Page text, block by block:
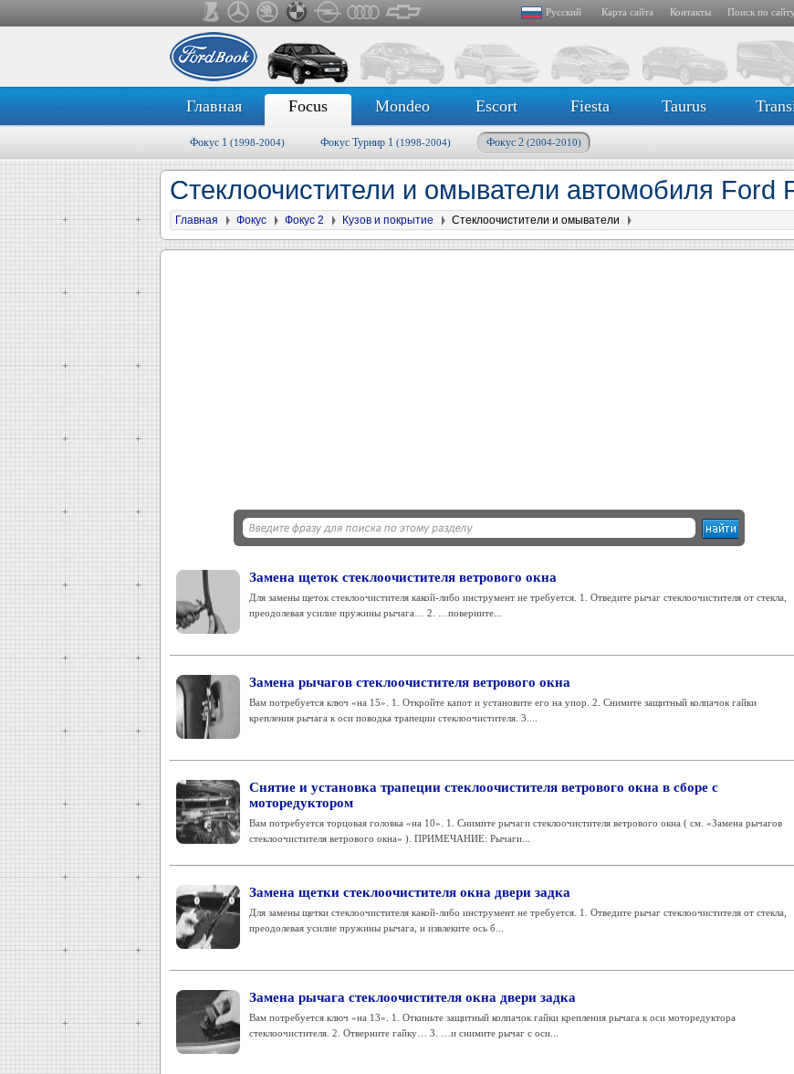
Русский Карта сайта Контакты Поиск по сайту
Главная Focus Mondeo Escort Fiesta Taurus
Фокус 1 (1998-2004) Фокус Турнир 1 (1998-2004) Фокус 2 (2004-2010)
Стеклоочистители и омыватели автомобиля Ford
Главная Фокус Фокус 2 Кузов и покрытие Стеклоочистители и омыватели
Замена щеток стеклоочистителя ветрового окна
Для замены щеток стеклоочистителя какой-либо инструмент не требуется. 1. Отведите рычаг стеклоочистителя от стекла,
преодолевая усилие пружины рычага… 2. …поверните...
Замена рычагов стеклоочистителя ветрового окна
Вам потребуется ключ «на 15». 1. Откройте капот и установите его на упор. 2. Снимите защитный колпачок гайки
крепления рычага к оси поводка трапеции стеклоочистителя. 3....
Снятие и установка трапеции стеклоочистителя ветрового окна в сборе с
моторедуктором
Вам потребуется торцовая головка «на 10». 1. Снимите рычаги стеклоочистителя ветрового окна ( см. «Замена рычагов
стеклоочистителя ветрового окна» ). ПРИМЕЧАНИЕ: Рычаги...
Замена щетки стеклоочистителя окна двери задка
Для замены щетки стеклоочистителя какой-либо инструмент не требуется. 1. Отведите рычаг стеклоочистителя от стекла,
преодолевая усилие пружины рычага, и извлеките ось б...
Замена рычага стеклоочистителя окна двери задка
Вам потребуется ключ «на 13». 1. Откиньте защитный колпачок гайки крепления рычага к оси моторедуктора
стеклоочистителя. 2. Отверните гайку… 3. …и снимите рычаг с оси...